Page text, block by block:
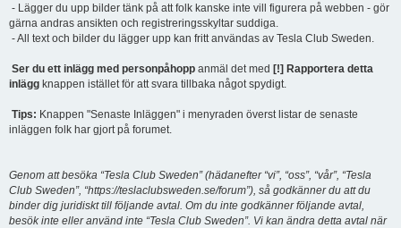
- Lägger du upp bilder tänk på att folk kanske inte vill figurera på webben - gör
gärna andras ansikten och registreringsskyltar suddiga.
- All text och bilder du lägger upp kan fritt användas av Tesla Club Sweden.
Ser du ett inlägg med personpåhopp anmäl det med [!] Rapportera detta
inlägg knappen istället för att svara tillbaka något spydigt.
Tips: Knappen "Senaste Inläggen" i menyraden överst listar de senaste
inläggen folk har gjort på forumet.
Genom att besöka “Tesla Club Sweden” (hädanefter “vi”, “oss”, “vår”, “Tesla
Club Sweden”, “https://teslaclubsweden.se/forum”), så godkänner du att du
binder dig juridiskt till följande avtal. Om du inte godkänner följande avtal,
besök inte eller använd inte “Tesla Club Sweden”. Vi kan ändra detta avtal när